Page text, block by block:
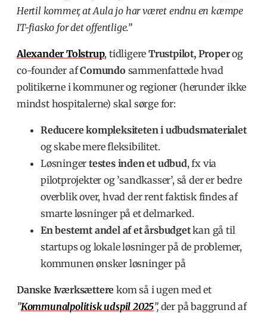
Hertil kommer, at Aula jo har været endnu en kæmpe
IT-fiasko for det offentlige.”
Alexander Tolstrup,tidligereTrustpilot, Properog
co-founder afComundo sammenfattede hvad
politikerne i kommuner og regioner (herunder ikke
mindst hospitalerne) skal sørge for:
Reducere kompleksiteten i udbudsmaterialet
og skabe mere fleksibilitet.
Løsninger testes inden et udbud, fx via
pilotprojekter og ’sandkasser’, så der er bedre
overblik over, hvad der rent faktisk findes af
smarte løsninger på et delmarked.
En bestemt andel af et årsbudgetkan gå til
startups og lokale løsninger på de problemer,
kommunen ønsker løsninger på
Danske Iværksættere kom så i ugen med et
”Kommunalpolitisk udspil 2025”,der på baggrund af